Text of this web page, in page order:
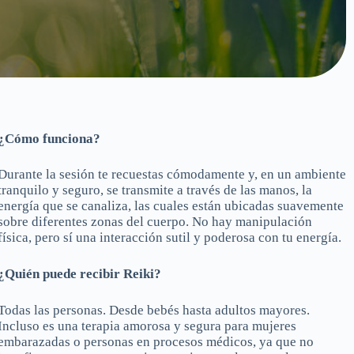
funciona?
la sesión te recuestas cómodamente y, en un ambiente
y seguro, se transmite a través de las manos, la
que se canaliza, las cuales están ubicadas suavemente
diferentes zonas del cuerpo. No hay manipulación
pero sí una interacción sutil y poderosa con tu energía.
puede recibir Reiki?
las personas. Desde bebés hasta adultos mayores.
es una terapia amorosa y segura para mujeres
o personas en procesos médicos, ya que no